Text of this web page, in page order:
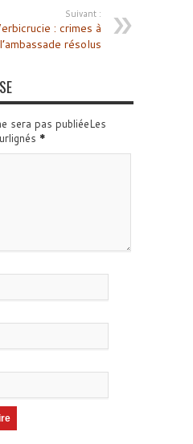
Suivant :
: crimes à
l’ambassade résolus
sera pas publiéeLes
*